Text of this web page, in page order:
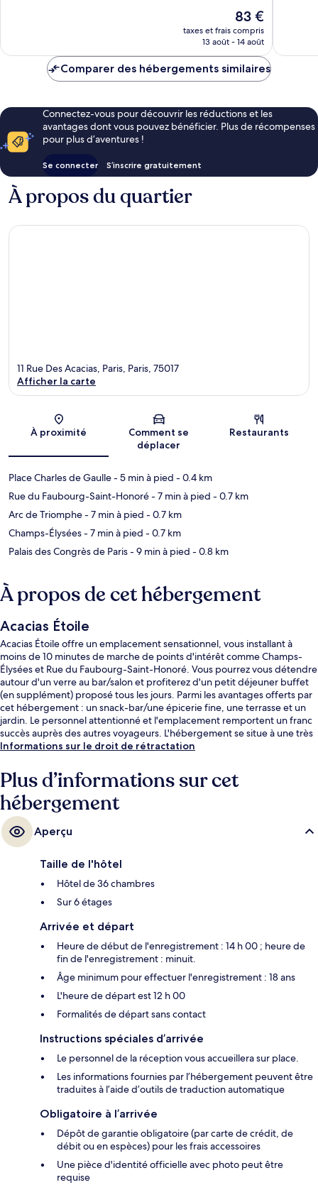
Le
nouveau
prix
de
83 €
taxes et frais compris
13 août - 14 août
Comparer des hébergements similaires
Connectez-vous pour découvrir les réductions et les
avantages dont vous pouvez bénéficier. Plus de récompenses
pour plus d’aventures !
Se connecter S’inscrire gratuitement
À propos du quartier
Carte
11 Rue Des Acacias, Paris, Paris, 75017
Afficher la carte
À proximité
Comment se
déplacer
Restaurants
Place Charles de Gaulle- 5 min à pied - 0.4 km
Rue du Faubourg-Saint-Honoré- 7 min à pied - 0.7 km
Arc de Triomphe- 7 min à pied - 0.7 km
Champs-Élysées- 7 min à pied - 0.7 km
Palais des Congrès de Paris- 9 min à pied - 0.8 km
À propos de cet hébergement
Acacias Étoile
Acacias Étoile offre un emplacement sensationnel, vous installant à
moins de 10 minutes de marche de points d'intérêt comme Champs-
Élysées et Rue du Faubourg-Saint-Honoré. Vous pourrez vous détendre
autour d'un verre au bar/salon et profiterez d'un petit déjeuner buffet
(en supplément) proposé tous les jours. Parmi les avantages offerts par
cet hébergement : un snack-bar/une épicerie fine, une terrasse et un
jardin. Le personnel attentionné et l'emplacement remportent un franc
succès auprès des autres voyageurs. L'hébergement se situe à une très
courte distance à pied des transports publics : Station de métro
Informations sur le droit de rétractation
Plus d’informations sur cet
hébergement
Aperçu
Taille de l'hôtel
Hôtel de 36 chambres
Sur 6 étages
Arrivée et départ
Heure de début de l'enregistrement : 14 h 00 ; heure de
fin de l'enregistrement : minuit.
Âge minimum pour effectuer l'enregistrement : 18 ans
L'heure de départ est 12 h 00
Formalités de départ sans contact
Instructions spéciales d’arrivée
Le personnel de la réception vous accueillera sur place.
Les informations fournies par l’hébergement peuvent être
traduites à l’aide d’outils de traduction automatique
Obligatoire à l’arrivée
Dépôt de garantie obligatoire (par carte de crédit, de
débit ou en espèces) pour les frais accessoires
Une pièce d'identité officielle avec photo peut être
requise